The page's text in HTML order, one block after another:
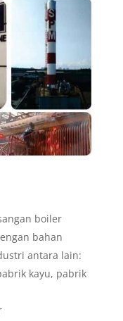
boiler
bahan
antara lain:
kayu, pabrik